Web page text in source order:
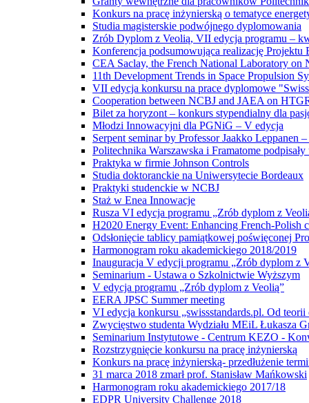
Konkurs na pracę inżynierską o tematyce
Studia magisterskie podwójnego dyplomowania
Zrób Dyplom z Veolią, VII edycja programu –
Konferencja podsumowująca realizację Projektu
CEA Saclay, the French National Laboratory on
11th Development Trends in Space Propulsion
VII edycja konkursu na prace dyplomowe
Cooperation between NCBJ and JAEA on
Bilet za horyzont – konkurs stypendialny dla
Młodzi Innowacyjni dla PGNiG – V edycja
Serpent seminar by Professor Jaakko Leppanen
Politechnika Warszawska i Framatome
Praktyka w firmie Johnson Controls
Studia doktoranckie na Uniwersytecie Bordeaux
Praktyki studenckie w NCBJ
Staż w Enea Innowacje
Rusza VI edycja programu „Zrób dyplom z
H2020 Energy Event: Enhancing French-Polish
Odsłonięcie tablicy pamiątkowej poświęconej
Harmonogram roku akademickiego 2018/2019
Inauguracja V edycji programu „Zrób dyplom z
Seminarium - Ustawa o Szkolnictwie Wyższym
V edycja programu „Zrób dyplom z Veolią”
EERA JPSC Summer meeting
VI edycja konkursu „swissstandards.pl. Od
Zwycięstwo studenta Wydziału MEiL Łukasza
Seminarium Instytutowe - Centrum KEZO -
Rozstrzygnięcie konkursu na pracę inżynierską
Konkurs na pracę inżynierską- przedłużenie
31 marca 2018 zmarł prof. Stanisław Mańkowski
Harmonogram roku akademickiego 2017/18
EDPR University Challenge 2018